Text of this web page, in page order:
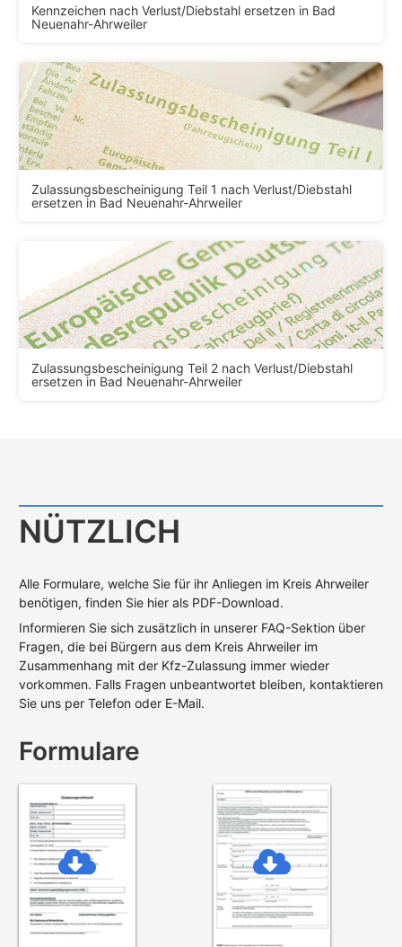
Kennzeichen nach Verlust/Diebstahl ersetzen in Bad
Neuenahr-Ahrweiler
Zulassungsbescheinigung Teil 1 nach Verlust/Diebstahl
ersetzen in Bad Neuenahr-Ahrweiler
Zulassungsbescheinigung Teil 2 nach Verlust/Diebstahl
ersetzen in Bad Neuenahr-Ahrweiler
NÜTZLICH
Alle Formulare, welche Sie für ihr Anliegen im Kreis Ahrweiler
benötigen, finden Sie hier als PDF-Download.
Informieren Sie sich zusätzlich in unserer FAQ-Sektion über
Fragen, die bei Bürgern aus dem Kreis Ahrweiler im
Zusammenhang mit der Kfz-Zulassung immer wieder
vorkommen. Falls Fragen unbeantwortet bleiben, kontaktieren
Sie uns per Telefon oder E-Mail.
Formulare